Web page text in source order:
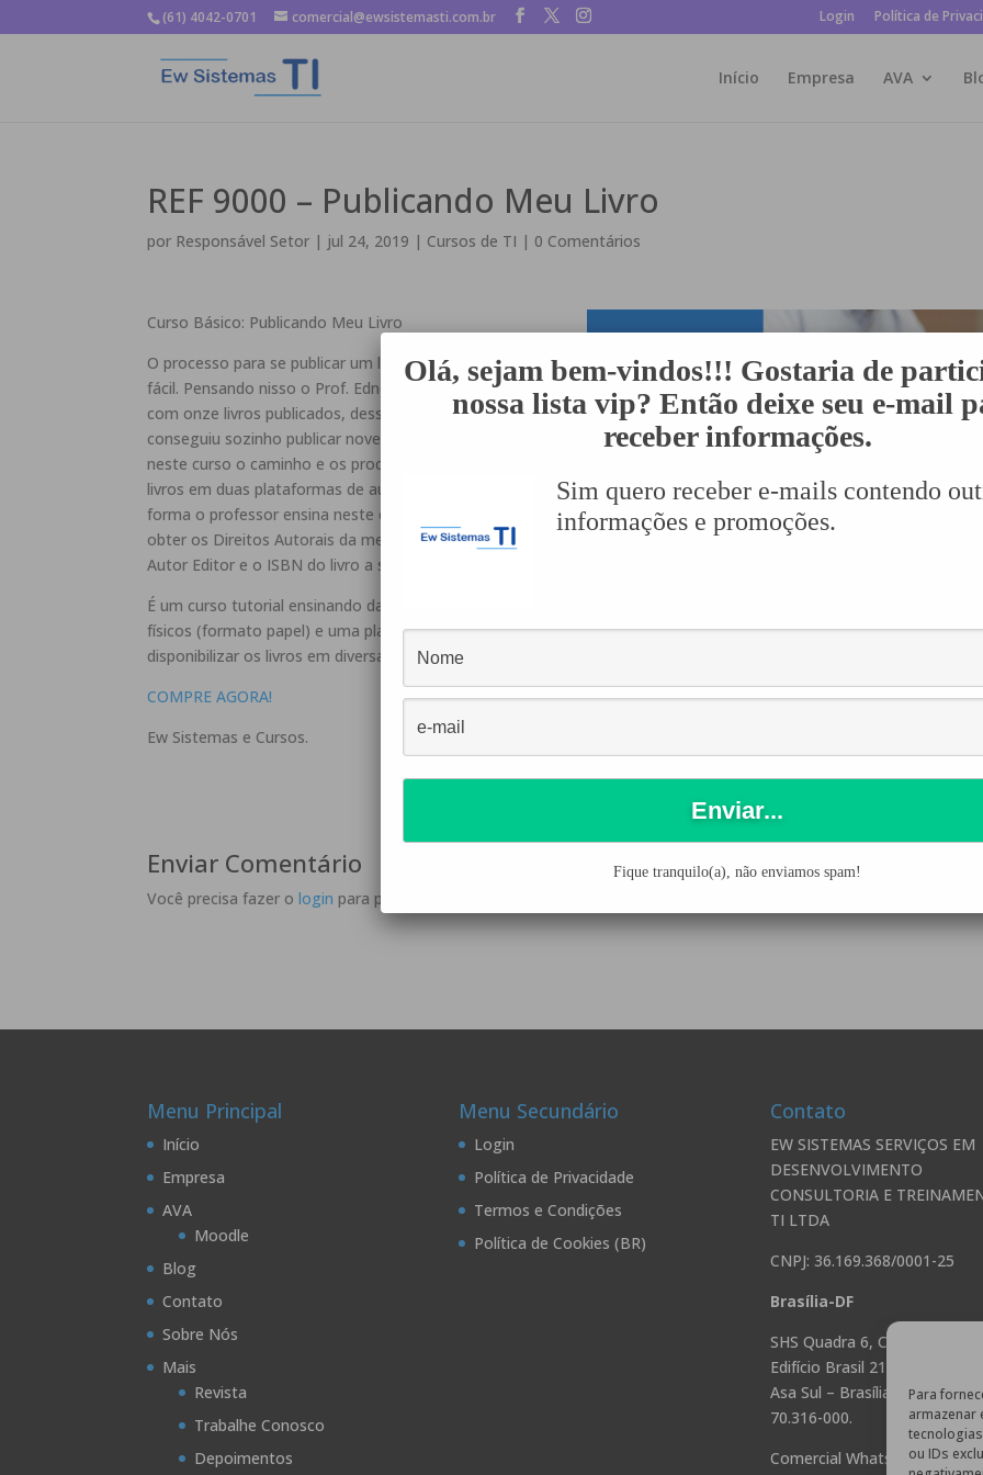
Para
armazenar
ou IDs
(61) 4042-0701 comercial@ewsistemasti.com.br Login Política de
Início Empresa AVA
REF 9000 – Publicando Meu Livro
por Responsável Setor | jul 24, 2019 | Cursos de TI | 0 Comentários
Curso Básico: Publicando Meu Livro
O processo para se publicar um livro no Brasil não é tarefa
fácil. Pensando nisso o Prof. Ednewton de Vasconcelos
com onze livros publicados, desses onze livros o professor
conseguiu sozinho publicar nove livros. O Professor ensina
neste curso o caminho e os processos para publicação de
livros em duas plataformas de autopublicação. Da mesma
forma o professor ensina neste curso a Registrar a Obra e
obter os Direitos Autorais da mesma. A tirar o Registro de
Autor Editor e o ISBN do livro a ser publicado.
É um curso tutorial ensinando da formatação no app MSWord à publicação em uma plataforma que vende os livros
físicos (formato papel) e uma plataforma que vende os livros no formato digital. Uma desta plataforma o autor
disponibilizar os livros em diversas livrarias do país.
COMPRE AGORA!
Ew Sistemas e Cursos.
Enviar Comentário
Você precisa fazer ologin para publicar um comentário.
Menu Principal
Início
Empresa
AVA
Moodle
Blog
Contato
Sobre Nós
Mais
Revista
Trabalhe Conosco
Depoimentos
Menu Secundário
Login
Política de Privacidade
Termos e Condições
Política de Cookies (BR)
Contato
EW SISTEMAS SERVIÇOS EM
DESENVOLVIMENTO
CONSULTORIA E
TI LTDA
CNPJ: 36.169.368/0001-25
Brasília-DF
SHS Quadra 6, Conjunto A,
Edifício Brasil 21 Bloco A
Asa Sul – Brasília – DF. CEP
70.316-000.
Comercial Whatsapp/
Olá, sejam bem-vindos!!! Gostaria de
nossa lista vip? Então deixe seu e-mail
receber informações.
Sim quero receber e-mails contendo
informações e promoções.
Fique tranquilo(a), não enviamos spam!